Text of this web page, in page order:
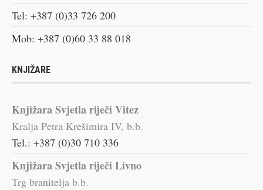
Tel: +387 (0)33 726 200
Mob: +387 (0)60 33 88 018
KNJIŽARE
Knjižara Svjetla riječi Vitez
Kralja Petra Krešimira IV, b.b.
Tel.: +387 (0)30 710 336
Knjižara Svjetla riječi Livno
Trg branitelja b.b.